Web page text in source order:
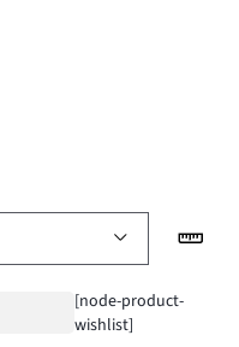
[node-product-
wishlist]